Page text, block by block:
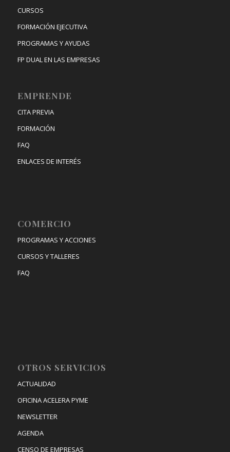
CURSOS
FORMACIÓN EJECUTIVA
PROGRAMAS Y AYUDAS
FP DUAL EN LAS EMPRESAS
EMPRENDE
CITA PREVIA
FORMACIÓN
FAQ
ENLACES DE INTERÉS
COMERCIO
PROGRAMAS Y ACCIONES
CURSOS Y TALLERES
FAQ
OTROS SERVICIOS
ACTUALIDAD
OFICINA ACELERA PYME
NEWSLETTER
AGENDA
CENSO DE EMPRESAS